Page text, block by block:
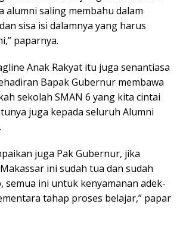
alumni saling membahu dalam
sisa isi dalamnya yang harus
paparnya.
Anak Rakyat itu juga senantiasa
Bapak Gubernur membawa
sekolah SMAN 6 yang kita cintai
juga kepada seluruh Alumni
juga Pak Gubernur, jika
ini sudah tua dan sudah
semua ini untuk kenyamanan adek-
tahap proses belajar,” papar